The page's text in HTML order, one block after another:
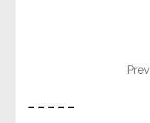
Prev
– – – – –